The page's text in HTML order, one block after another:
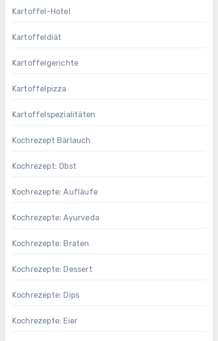
Kartoffel-Hotel
Kartoffeldiät
Kartoffelgerichte
Kartoffelpizza
Kartoffelspezialitäten
Kochrezept Bärlauch
Kochrezept: Obst
Kochrezepte: Aufläufe
Kochrezepte: Ayurveda
Kochrezepte: Braten
Kochrezepte: Dessert
Kochrezepte: Dips
Kochrezepte: Eier